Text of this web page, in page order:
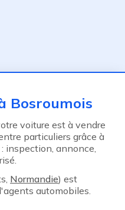
Bosroumois
voiture est à vendre
particuliers grâce à
inspection, annonce,
Normandie) est
automobiles.